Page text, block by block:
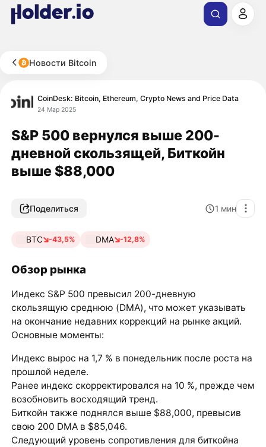
Новости Bitcoin
CoinDesk: Bitcoin, Ethereum, Crypto News and Price Data
24 Мар 2025
S&P 500 вернулся выше 200-
дневной скользящей, Биткойн
выше $88,000
Поделиться 1 мин
BTC -43,5% DMA -12,8%
Обзор рынка
Индекс S&P 500 превысил 200-дневную
скользящую среднюю (DMA), что может указывать
на окончание недавних коррекций на рынке акций.
Основные моменты:
Индекс вырос на 1,7 % в понедельник после роста на
прошлой неделе.
Ранее индекс скорректировался на 10 %, прежде чем
возобновить восходящий тренд.
Биткойн также поднялся выше $88,000, превысив
свою 200 DMA в $85,046.
Следующий уровень сопротивления для биткойна